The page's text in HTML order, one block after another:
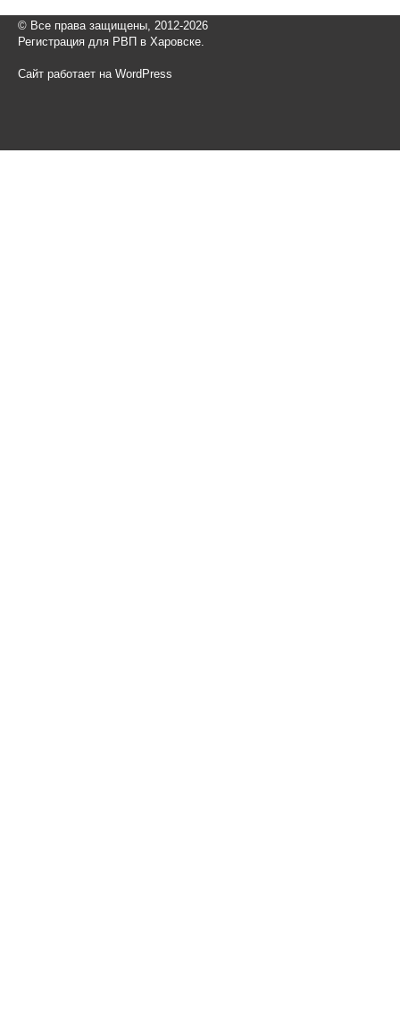
© Все права защищены, 2012-2026
Регистрация для РВП в Харовске.
Сайт работает на WordPress